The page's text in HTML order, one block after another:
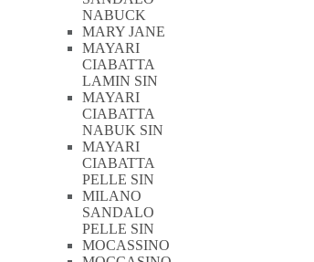
NABUCK
MARY JANE
MAYARI
CIABATTA
LAMIN SIN
MAYARI
CIABATTA
NABUK SIN
MAYARI
CIABATTA
PELLE SIN
MILANO
SANDALO
PELLE SIN
MOCASSINO